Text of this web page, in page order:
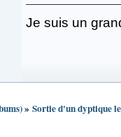
Je suis un
» Sortie d'un dyptique